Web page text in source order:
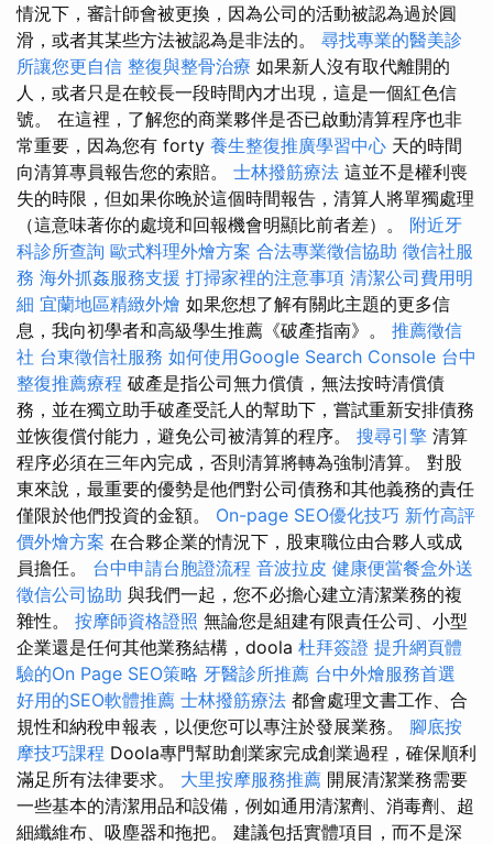
情況下，審計師會被更換，因為公司的活動被認為過於圓
滑，或者其某些方法被認為是非法的。 尋找專業的醫美診
所讓您更自信 整復與整骨治療 如果新人沒有取代離開的
人，或者只是在較長一段時間內才出現，這是一個紅色信
號。 在這裡，了解您的商業夥伴是否已啟動清算程序也非
常重要，因為您有 forty 養生整復推廣學習中心 天的時間
向清算專員報告您的索賠。 士林撥筋療法 這並不是權利喪
失的時限，但如果你晚於這個時間報告，清算人將單獨處理
（這意味著你的處境和回報機會明顯比前者差）。 附近牙
科診所查詢 歐式料理外燴方案 合法專業徵信協助 徵信社服
務 海外抓姦服務支援 打掃家裡的注意事項 清潔公司費用明
細 宜蘭地區精緻外燴 如果您想了解有關此主題的更多信
息，我向初學者和高級學生推薦《破產指南》。 推薦徵信
社 台東徵信社服務 如何使用Google Search Console 台中
整復推薦療程 破產是指公司無力償債，無法按時清償債
務，並在獨立助手破產受託人的幫助下，嘗試重新安排債務
並恢復償付能力，避免公司被清算的程序。 搜尋引擎 清算
程序必須在三年內完成，否則清算將轉為強制清算。 對股
東來說，最重要的優勢是他們對公司債務和其他義務的責任
僅限於他們投資的金額。 On-page SEO優化技巧 新竹高評
價外燴方案 在合夥企業的情況下，股東職位由合夥人或成
員擔任。 台中申請台胞證流程 音波拉皮 健康便當餐盒外送
徵信公司協助 與我們一起，您不必擔心建立清潔業務的複
雜性。 按摩師資格證照 無論您是組建有限責任公司、小型
企業還是任何其他業務結構，doola 杜拜簽證 提升網頁體
驗的On Page SEO策略 牙醫診所推薦 台中外燴服務首選
好用的SEO軟體推薦 士林撥筋療法 都會處理文書工作、合
規性和納稅申報表，以便您可以專注於發展業務。 腳底按
摩技巧課程 Doola專門幫助創業家完成創業過程，確保順利
滿足所有法律要求。 大里按摩服務推薦 開展清潔業務需要
一些基本的清潔用品和設備，例如通用清潔劑、消毒劑、超
細纖維布、吸塵器和拖把。 建議包括實體項目，而不是深